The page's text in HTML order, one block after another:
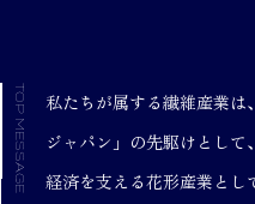
TOP MESSAGE
私たちが属する繊維産業は
ジャパン」の先駆けとし
経済を支える花形産業と